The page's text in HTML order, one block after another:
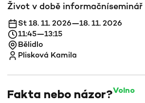
Život v době informačníseminář
St 18. 11. 2026—18. 11. 2026
11:45—13:15
Bělidlo
Plisková Kamila
Fakta nebo názor?Volno